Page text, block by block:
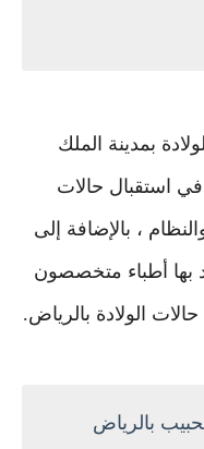
بمدينة الملك
استقبال حالات
، بالإضافة إلى
بها أطباء متخصصون